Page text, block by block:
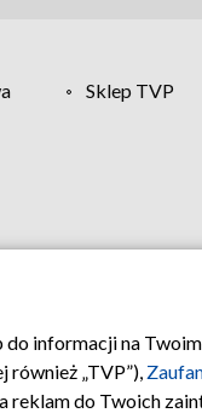
Sklep TVP
informacji na
„TVP”),
reklam do Twoich